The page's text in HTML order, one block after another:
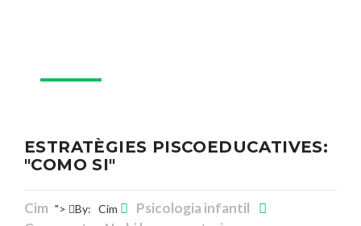
ESTRATÈGIES PISCOEDUCATIVES:
"COMO SI"
Cim "> By: Cim
Psicologia infantil